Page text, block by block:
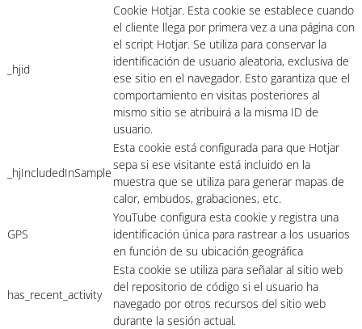
_hjid
Cookie Hotjar. Esta cookie se establece cuando
el cliente llega por primera vez a una página con
el script Hotjar. Se utiliza para conservar la
identificación de usuario aleatoria, exclusiva de
ese sitio en el navegador. Esto garantiza que el
comportamiento en visitas posteriores al
mismo sitio se atribuirá a la misma ID de
usuario.
_hjIncludedInSample
Esta cookie está configurada para que Hotjar
sepa si ese visitante está incluido en la
muestra que se utiliza para generar mapas de
calor, embudos, grabaciones, etc.
GPS
YouTube configura esta cookie y registra una
identificación única para rastrear a los usuarios
en función de su ubicación geográfica
has_recent_activity
Esta cookie se utiliza para señalar al sitio web
del repositorio de código si el usuario ha
navegado por otros recursos del sitio web
durante la sesión actual.